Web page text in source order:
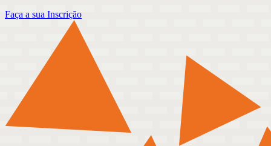
Faça a sua Inscrição